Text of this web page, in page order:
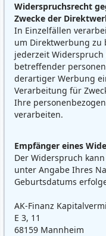
Widerspruchsrecht
Zwecke der
In Einzelfällen
um Direktwerbung zu
jederzeit
betreffender
derartiger Werbung
Verarbeitung für
Ihre
verarbeiten.
Empfänger eines
Der Widerspruch
unter Angabe Ihres
Geburtsdatums
AK-Finanz
E 3, 11
68159 Mannheim